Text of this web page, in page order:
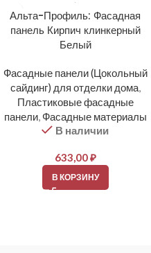
Альта-Профиль: Фасадная
панель Кирпич клинкерный
Белый
Фасадные панели (Цокольный
сайдинг) для отделки дома,
Пластиковые фасадные
панели, Фасадные материалы
В наличии
633,00₽
В КОРЗИНУ